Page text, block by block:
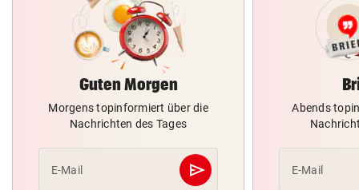
Guten Morgen
Morgens topinformiert über die
Nachrichten des Tages
E-Mail send
Abschicken
Abends
E-Mail